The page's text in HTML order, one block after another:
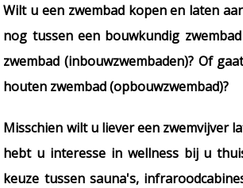
Wilt u een zwembad kopen en laten
nog tussen een bouwkundig
zwembad (inbouwzwembaden)? Of
houten zwembad (opbouwzwembad)?
Misschien wilt u liever een zwemvijver
hebt u interesse in wellness bij u
keuze tussen sauna's,